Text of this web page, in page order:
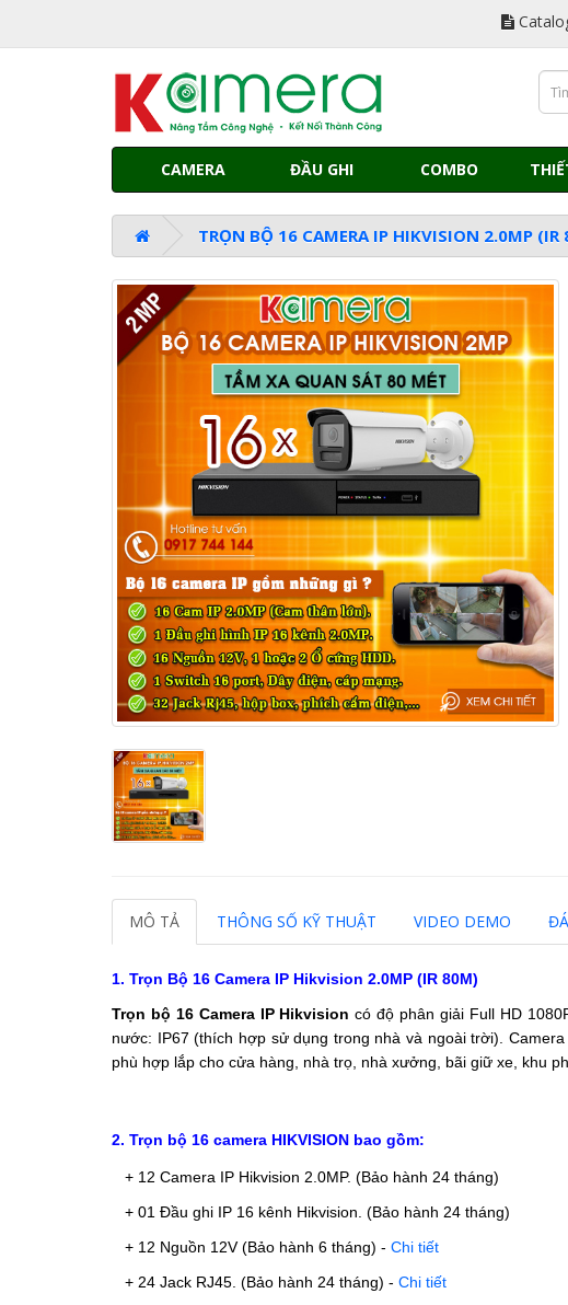
CAMERA ĐẦU GHI COMBO
TRỌN BỘ 16 CAMERA IP HIKVISION 2.0MP (IR
MÔ TẢ THÔNG SỐ KỸ THUẬT VIDEO DEMO
1. Trọn Bộ 16 Camera IP Hikvision 2.0MP (IR 80M)
Trọn bộ 16 Camera IP Hikvision có độ phân giải Full HD
nước: IP67 (thích hợp sử dụng trong nhà và ngoài trời).
phù hợp lắp cho cửa hàng, nhà trọ, nhà xưởng, bãi giữ xe, khu
2. Trọn bộ 16 camera HIKVISION bao gồm:
+ 12 Camera IP Hikvision 2.0MP. (Bảo hành 24 tháng)
+ 01 Đầu ghi IP 16 kênh Hikvision. (Bảo hành 24 tháng)
+ 12 Nguồn 12V(Bảo hành 6 tháng) - Chi tiết
+ 24 Jack RJ45. (Bảo hành 24 tháng) - Chi tiết